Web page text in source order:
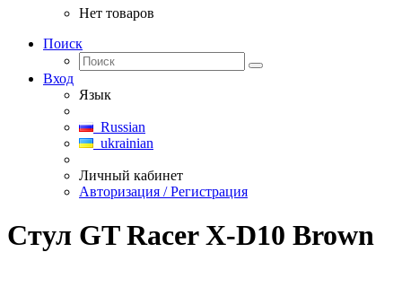
Нет товаров
Поиск
Вход
Язык
Russian
ukrainian
Личный кабинет
Авторизация / Регистрация
Стул GT Racer X-D10 Brown